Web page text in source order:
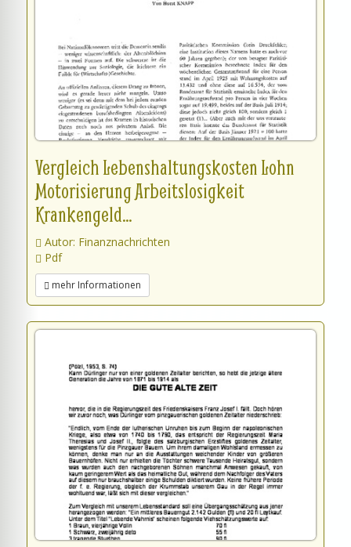
Vergleich Lebenshaltungskosten Lohn
Motorisierung Arbeitslosigkeit
Krankengeld...
Autor: Finanznachrichten
Pdf
mehr Informationen